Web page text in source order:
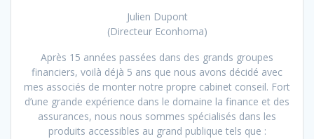
Julien Dupont
(Directeur Econhoma)
Après 15 années passées dans des grands groupes
financiers, voilà déjà 5 ans que nous avons décidé avec
mes associés de monter notre propre cabinet conseil. Fort
d’une grande expérience dans le domaine la finance et des
assurances, nous nous sommes spécialisés dans les
produits accessibles au grand publique tels que :